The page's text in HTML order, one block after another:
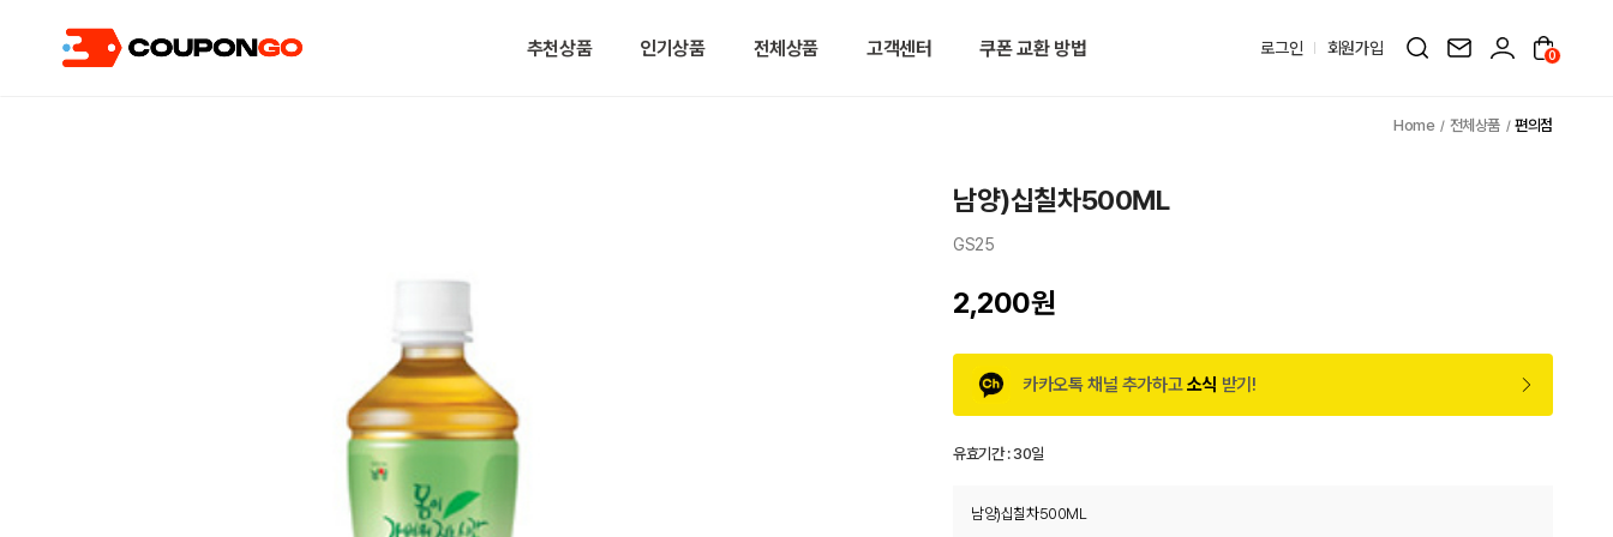
추천상품 인기상품 전체상품 고객센터 쿠폰 교환 방법 로그인 회원가입 0
전체상품 편의점
남양)십칠차500ML
GS25
2,200원
카카오톡 채널 추가하고소식 받기!
유효기간 :30일
남양)십칠차500ML